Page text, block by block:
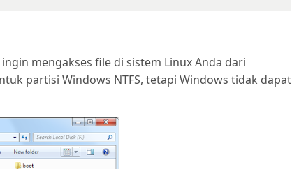
mengakses file di sistem Linux Anda dari
partisi Windows NTFS, tetapi Windows tidak dapat